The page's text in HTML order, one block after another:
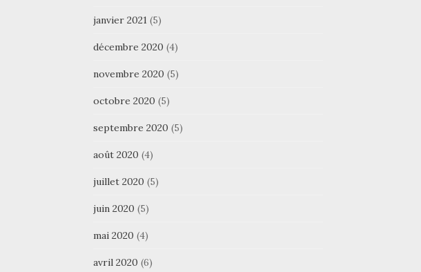
janvier 2021(5)
décembre 2020 (4)
novembre 2020 (5)
octobre 2020 (5)
septembre 2020 (5)
août 2020 (4)
juillet 2020 (5)
juin 2020 (5)
mai 2020 (4)
avril 2020 (6)